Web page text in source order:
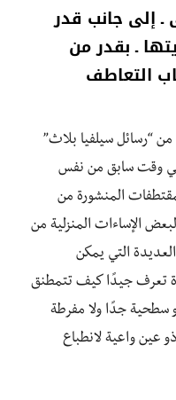
ـ إلى جانب قدر
ـ بقدر من
التعاطف
“رسائل سيلفيا بلاث”
في وقت سابق من نفس
المنشورة من
الإساءات المنزلية من
التي يمكن
تعرف جيدًا كيف تتمطنق
سطحية جدًا ولا مفرطة
عين واعية لانطباع